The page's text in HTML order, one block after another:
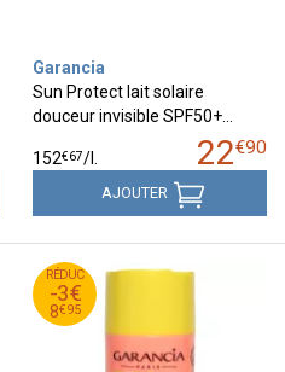
Garancia
Sun Protect lait solaire
douceur invisible SPF50+…
22€90
152€67/
AJOUTER
RÉDUC
-3€
8€95
11
€
95
8
€
95